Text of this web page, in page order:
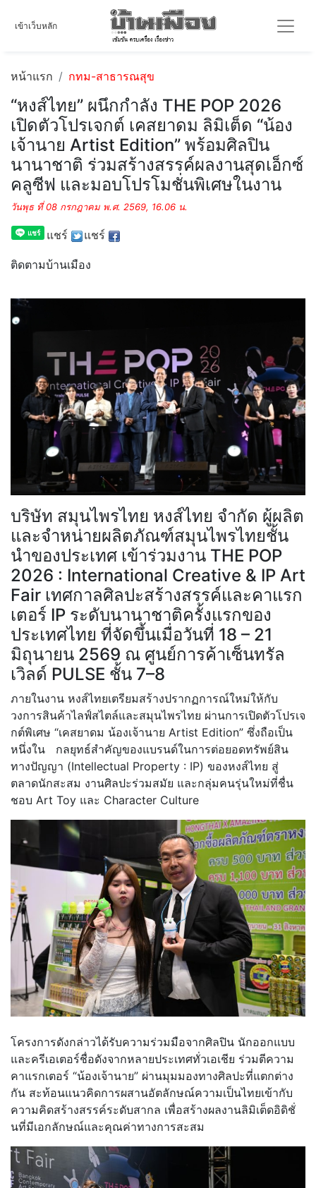
เข้าเว็บหลัก
หน้าแรก กทม-สาธารณสุข
“หงส์ไทย” ผนึกกำลัง THE POP 2026
เปิดตัวโปรเจกต์ เคสยาดม ลิมิเต็ด “น้อง
เจ้านาย Artist Edition” พร้อมศิลปิน
นานาชาติ ร่วมสร้างสรรค์ผลงานสุดเอ็กซ์
คลูซีฟ และมอบโปรโมชั่นพิเศษในงาน
วันพุธ ที่ 08 กรกฎาคม พ.ศ. 2569, 16.06 น.
แชร์ แชร์
ติดตามบ้านเมือง
บริษัท สมุนไพรไทย หงส์ไทย จำกัด ผู้ผลิต
และจำหน่ายผลิตภัณฑ์สมุนไพรไทยชั้น
นำของประเทศ เข้าร่วมงาน THE POP
2026 : International Creative & IP Art
Fair เทศกาลศิลปะสร้างสรรค์และคาแรก
เตอร์ IP ระดับนานาชาติครั้งแรกของ
ประเทศไทย ที่จัดขึ้นเมื่อวันที่ 18 – 21
มิถุนายน 2569 ณ ศูนย์การค้าเซ็นทรัล
เวิลด์ PULSE ชั้น 7–8
ภายในงาน หงส์ไทยเตรียมสร้างปรากฏการณ์ใหม่ให้กับ
วงการสินค้าไลฟ์สไตล์และสมุนไพรไทย ผ่านการเปิดตัวโปรเจ
กต์พิเศษ “เคสยาดม น้องเจ้านาย Artist Edition” ซึ่งถือเป็น
หนึ่งใน กลยุทธ์สำคัญของแบรนด์ในการต่อยอดทรัพย์สิน
ทางปัญญา (Intellectual Property : IP) ของหงส์ไทย สู่
ตลาดนักสะสม งานศิลปะร่วมสมัย และกลุ่มคนรุ่นใหม่ที่ชื่น
ชอบ Art Toy และ Character Culture
โครงการดังกล่าวได้รับความร่วมมือจากศิลปิน นักออกแบบ
และครีเอเตอร์ชื่อดังจากหลายประเทศทั่วเอเชีย ร่วมตีความ
คาแรกเตอร์ “น้องเจ้านาย” ผ่านมุมมองทางศิลปะที่แตกต่าง
กัน สะท้อนแนวคิดการผสานอัตลักษณ์ความเป็นไทยเข้ากับ
ความคิดสร้างสรรค์ระดับสากล เพื่อสร้างผลงานลิมิเต็ดอิดิชั่
นที่มีเอกลักษณ์และคุณค่าทางการสะสม